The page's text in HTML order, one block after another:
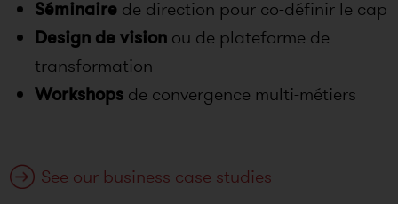
Séminaire de direction pour co-définir le cap
Design de vision ou de plateforme de
transformation
Workshops de convergence multi-métiers
See our business case studies